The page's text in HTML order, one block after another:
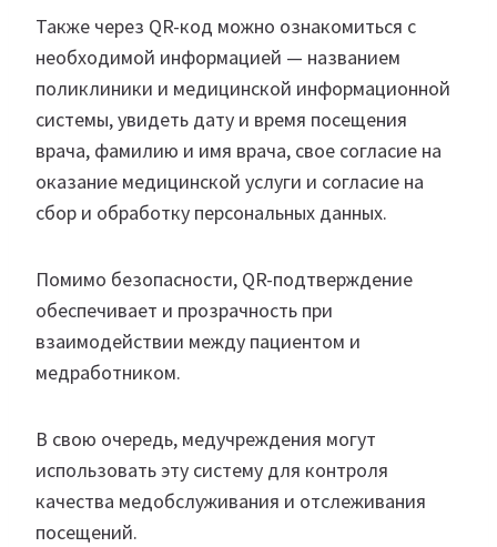
Также через QR-код можно ознакомиться с
необходимой информацией — названием
поликлиники и медицинской информационной
системы, увидеть дату и время посещения
врача, фамилию и имя врача, свое согласие на
оказание медицинской услуги и согласие на
сбор и обработку персональных данных.
Помимо безопасности, QR-подтверждение
обеспечивает и прозрачность при
взаимодействии между пациентом и
медработником.
В свою очередь, медучреждения могут
использовать эту систему для контроля
качества медобслуживания и отслеживания
посещений.